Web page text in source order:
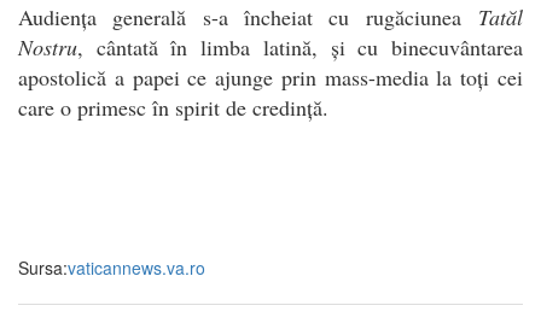
Audiența generală s-a încheiat cu rugăciunea Tatăl
Nostru, cântată în limba latină, și cu binecuvântarea
apostolică a papei ce ajunge prin mass-media la toți cei
care o primesc în spirit de credință.
Sursa:vaticannews.va.ro